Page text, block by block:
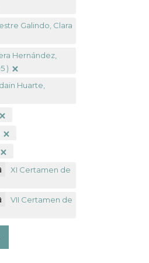
Galindo, Clara
Hernández,
)
Huarte,
XI Certamen de
VII Certamen de